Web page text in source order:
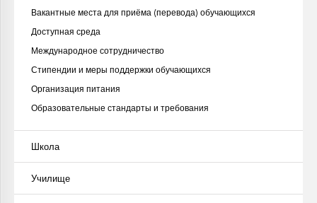
Вакантные места для приёма (перевода) обучающихся
Доступная среда
Международное сотрудничество
Стипендии и меры поддержки обучающихся
Организация питания
Образовательные стандарты и требования
Школа
Училище